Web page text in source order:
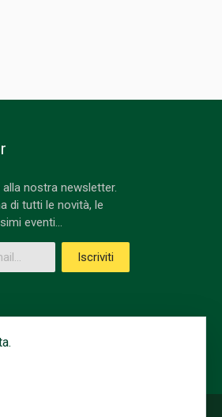
nostra newsletter.
di tutti le novità, le
eventi...
Iscriviti